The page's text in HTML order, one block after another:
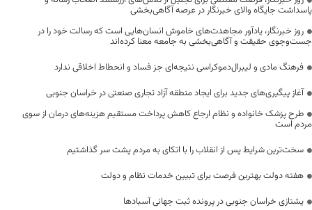
پاسداشت جایگاه والای خبرنگار در عرصه آگاهی‌بخشی
روز خبرنگار، یادآور مجاهدت‌های خاموش انسان‌هایی است که رسالت خود را در
جست‌وجوی حقیقت و آگاهی‌بخشی به جامعه معنا کرده‌اند
فرهنگ مادی و لیبرال‌دموکراسی نتیجه‌ای جز فساد و انحطاط اخلاقی ندارد
آغاز پیگیری‌های جدید برای ایجاد منطقه آزاد تجاری صنعتی در خراسان جنوبی
طرح پزشک خانواده و نظام ارجاع کاهش پرداخت مستقیم هزینه‌های درمان از سوی
مردم است
سخت‌ترین شرایط پس از انقلاب را با اتکای به مردم پشت سر گذاشتیم
هفته دولت بهترین فرصت برای تبیین خدمات نظام و دولت
یشتازی خراسان جنوبی در پرونده ثبت جهانی آسبادها